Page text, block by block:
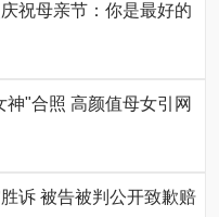
祝母亲节：你是最好的
"合照 高颜值母女引网
诉 被告被判公开致歉赔